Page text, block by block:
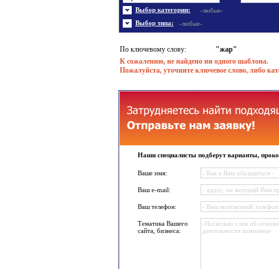
Выбор категории: -любые-
Энергетика
Выбор типа: -любые-
Шаблоны не скачивались
Шаблоны флеш сайтов
По ключевому слову:
"жар"
К сожалению, не найдено ни одного шаблона.
Пожалуйста, уточните ключевое слово, либо
Наши специалисты подберут варианты,
Ваше имя:
Ваш e-mail:
Ваш телефон:
Тематика Вашего
сайта, бизнеса: